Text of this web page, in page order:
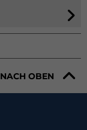
NACH OBEN